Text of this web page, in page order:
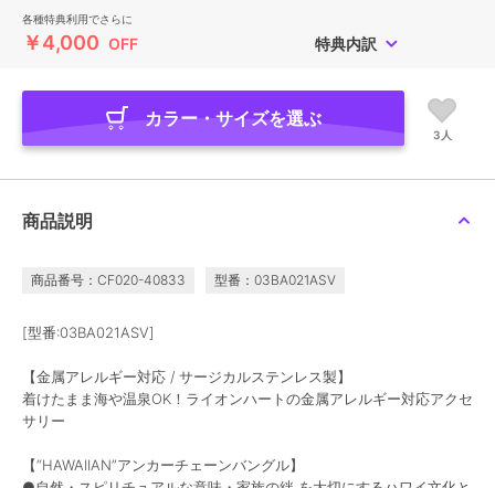
各種特典利用でさらに
￥4,000 OFF 特典内訳
カラー・サイズを選ぶ
3人
商品説明
商品番号：CF020-40833 型番：03BA021ASV
[型番:03BA021ASV]
【金属アレルギー対応 / サージカルステンレス製】
着けたまま海や温泉OK！ライオンハートの金属アレルギー対応アクセ
サリー
【“HAWAIIAN”アンカーチェーンバングル】